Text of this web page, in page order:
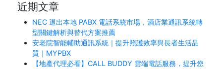
近期文章
NEC 退出本地 PABX 電話系統市場，酒店業通訊系統轉
型關鍵解析與替代方案推薦
安老院智能輔助通訊系統｜提升照護效率與長者生活品
質｜MYPBX
【地產代理必看】CALL BUDDY 雲端電話服務，提升您